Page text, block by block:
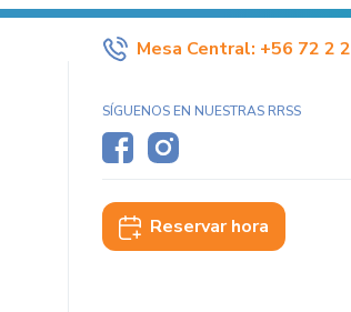
Mesa Central: +56 72 2
SÍGUENOS EN NUESTRAS RRSS
Reservar hora